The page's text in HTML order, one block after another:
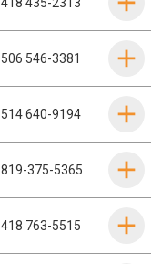
506 546-3381
514 640-9194
819-375-5365
418 763-5515